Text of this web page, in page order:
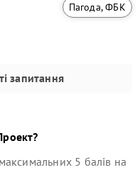
Пагода, ФБК
запитання
?
5 балів на